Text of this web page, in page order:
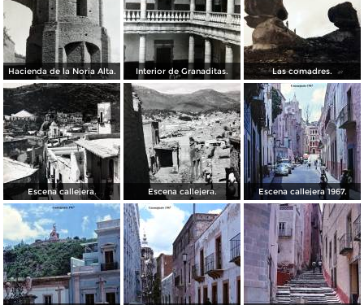
Hacienda de la Noria Alta. Interior de Granaditas. Las comadres.
Escena callejera. Escena callejera. Escena callejera 1967.